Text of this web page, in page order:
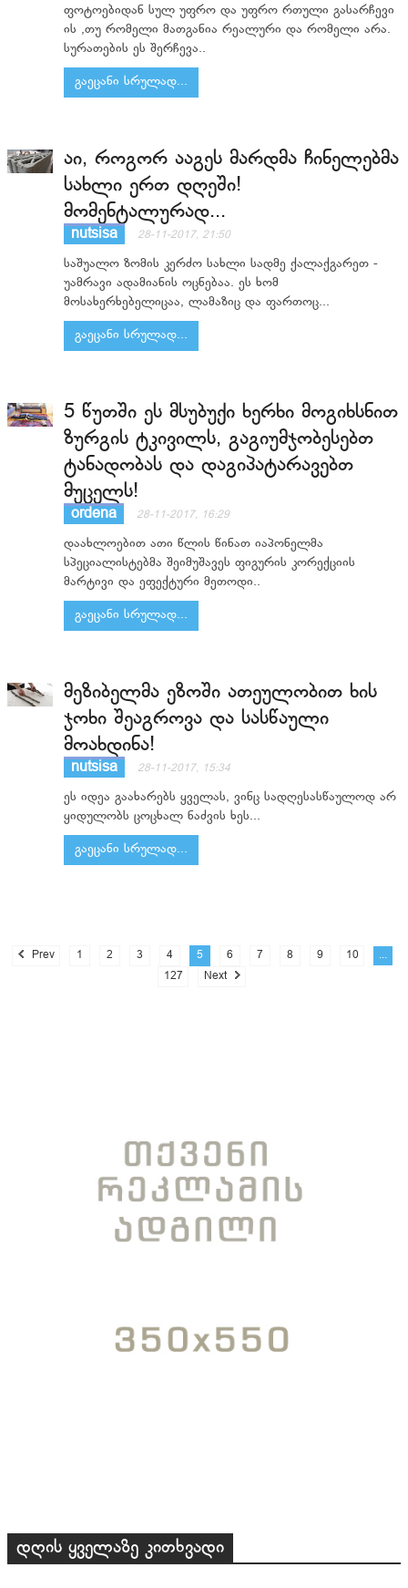
ფოტოებიდან სულ უფრო და უფრო რთული გასარჩევი
ის ,თუ რომელი მათგანია რეალური და რომელი არა.
სურათების ეს შერჩევა..
გაეცანი სრულად...
აი, როგორ ააგეს მარდმა ჩინელებმა
სახლი ერთ დღეში!
მომენტალურად...
nutsisa 28-11-2017, 21:50
საშუალო ზომის კერძო სახლი სადმე ქალაქგარეთ -
უამრავი ადამიანის ოცნებაა. ეს ხომ
მოსახერხებელიცაა, ლამაზიც და ფართოც...
გაეცანი სრულად...
5 წუთში ეს მსუბუქი ხერხი მოგიხსნით
ზურგის ტკივილს, გაგიუმჯობესებთ
ტანადობას და დაგიპატარავებთ
მუცელს!
ordena 28-11-2017, 16:29
დაახლოებით ათი წლის წინათ იაპონელმა
სპეციალისტებმა შეიმუშავეს ფიგურის კორექციის
მარტივი და ეფექტური მეთოდი..
გაეცანი სრულად...
მეზიბელმა ეზოში ათეულობით ხის
ჯოხი შეაგროვა და სასწაული
მოახდინა!
nutsisa 28-11-2017, 15:34
ეს იდეა გაახარებს ყველას, ვინც სადღესასწაულოდ არ
ყიდულობს ცოცხალ ნაძვის ხეს...
გაეცანი სრულად...
Prev 1 2 3 4 5 6 7 8 9 10
...
127
Next
დღის ყველაზე კითხვადი